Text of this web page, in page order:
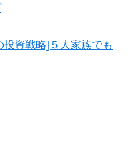
資戦略]５人家族でも